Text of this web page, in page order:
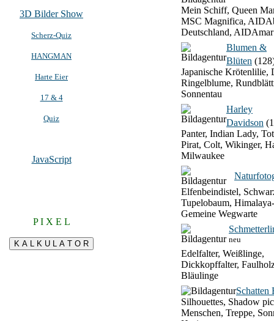
3D Bilder Show
Scherz-Quiz
HANGMAN
Harte Eier
17 & 4
Quiz
JavaScript
P I X E L
Mein Schiff, Queen
MSC Magnifica,
Deutschland, AIDAmar
Blumen &
Blüten
Japanische Krötenlilie,
Ringelblume,
Sonnentau
Harley
Davidson
Panter, Indian Lady,
Pirat, Colt, Wikinger,
Milwaukee
Elfenbeindistel,
Tupelobaum,
Gemeine Wegwarte
neu
Edelfalter, Weißlinge,
Dickkopffalter,
Bläulinge
Schatten
Silhouettes, Shadow
Menschen, Treppe,